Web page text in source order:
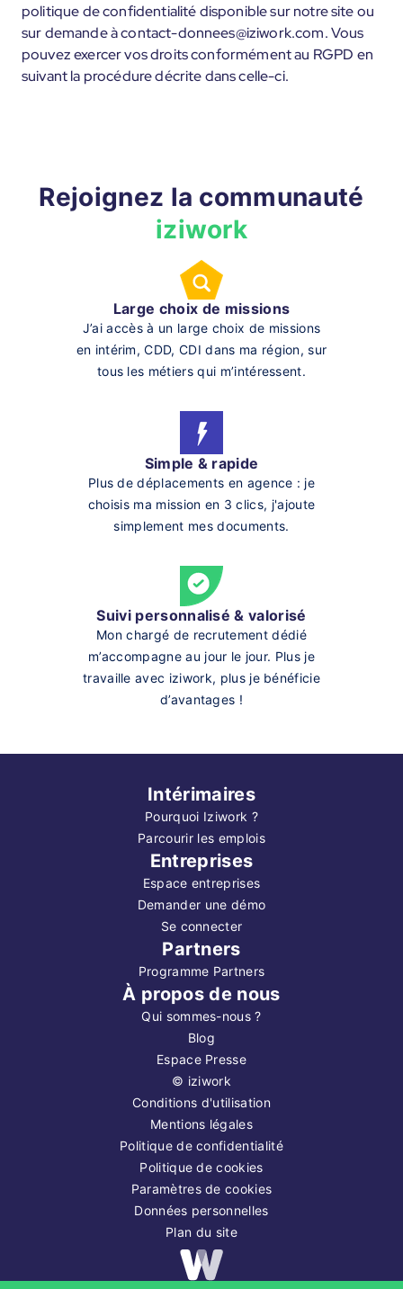
politique de confidentialité disponible sur notre site ou
sur demande à contact-donnees@iziwork.com. Vous
pouvez exercer vos droits conformément au RGPD en
suivant la procédure décrite dans celle-ci.
Rejoignez la communauté
iziwork
Large choix de missions
J’ai accès à un large choix de missions
en intérim, CDD, CDI dans ma région, sur
tous les métiers qui m’intéressent.
Simple & rapide
Plus de déplacements en agence : je
choisis ma mission en 3 clics, j'ajoute
simplement mes documents.
Suivi personnalisé & valorisé
Mon chargé de recrutement dédié
m’accompagne au jour le jour. Plus je
travaille avec iziwork, plus je bénéficie
d’avantages !
Intérimaires
Pourquoi Iziwork ?
Parcourir les emplois
Entreprises
Espace entreprises
Demander une démo
Se connecter
Partners
Programme Partners
À propos de nous
Qui sommes-nous ?
Blog
Espace Presse
© iziwork
Conditions d'utilisation
Mentions légales
Politique de confidentialité
Politique de cookies
Paramètres de cookies
Données personnelles
Plan du site